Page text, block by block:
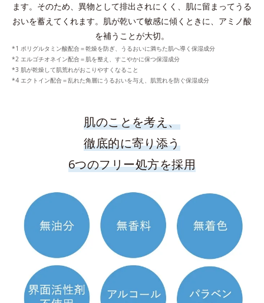
ます。 そのため、異物として排出されにくく、肌に留まってうる
おいを蓄えてくれます。 肌が乾いて敏感に傾くときに、アミノ酸
を補うことが大切。
*1 ポリグルタミン酸配合＝乾燥を防ぎ、うるおいに満ちた肌へ導く保湿成分
*2 エルゴチオネイン配合＝肌を整え、すこやかに保つ保湿成分
*3 肌が乾燥して肌荒れがおこりやすくなること
*4 エクトイン配合＝乱れた角層にうるおいを与え、肌荒れを防ぐ保湿成分
肌のことを考え、
徹底的に寄り添う
6つのフリー処方を採用